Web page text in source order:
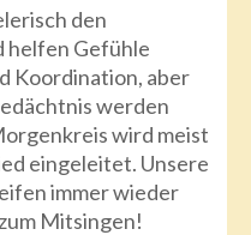
den
Gefühle
Koordination, aber
werden
wird meist
eingeleitet. Unsere
immer wieder
Mitsingen!